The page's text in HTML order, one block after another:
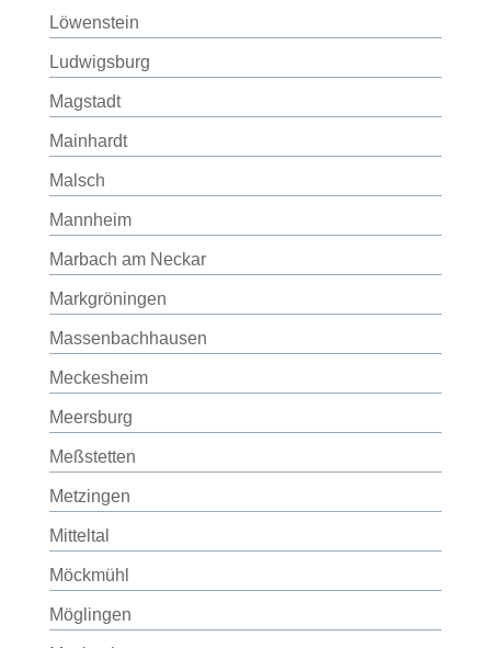
Löwenstein
Ludwigsburg
Magstadt
Mainhardt
Malsch
Mannheim
Marbach am Neckar
Markgröningen
Massenbachhausen
Meckesheim
Meersburg
Meßstetten
Metzingen
Mitteltal
Möckmühl
Möglingen